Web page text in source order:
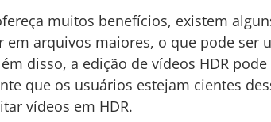
muitos benefícios, existem
em arquivos maiores, o que pode
disso, a edição de vídeos HDR
que os usuários estejam cientes
vídeos em HDR.